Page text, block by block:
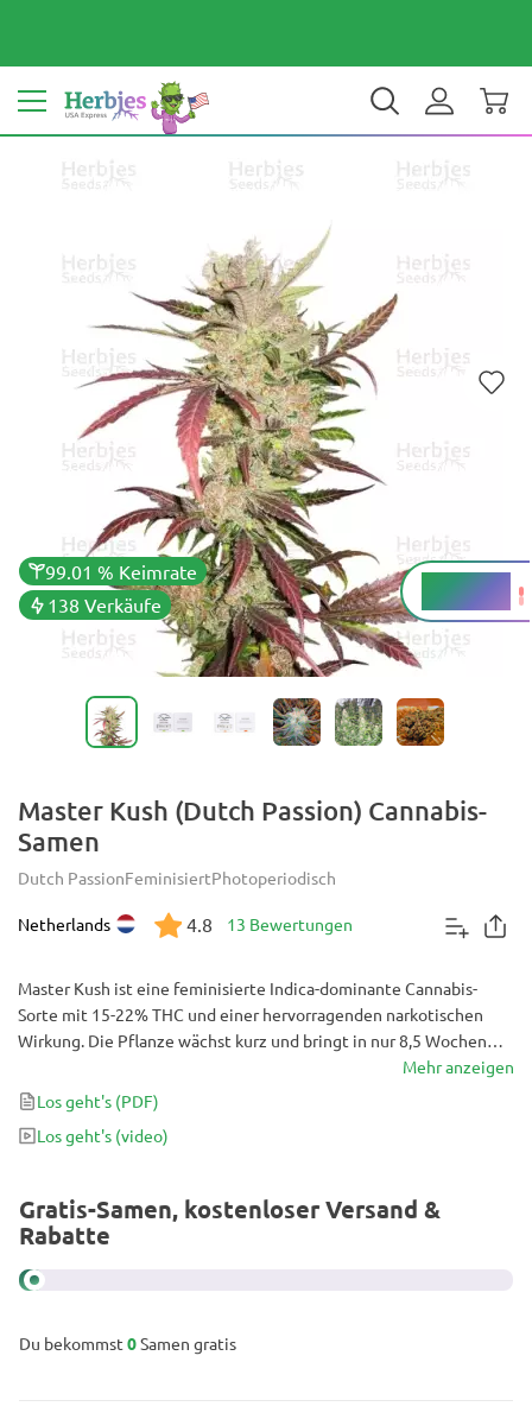
Dein Land: Vereinigte Staaten $ USD DE
99.01 % Keimrate
138 Verkäufe
15 - 18 %
THC
Master Kush (Dutch Passion) Cannabis-
Samen
Dutch PassionFeminisiertPhotoperiodisch
Netherlands 4.8 13 Bewertungen
Master Kush ist eine feminisierte Indica-dominante Cannabis-
Sorte mit 15-22% THC und einer hervorragenden narkotischen
Wirkung. Die Pflanze wächst kurz und bringt in nur 8,5 Wochen
Blüte L-Erträge. Schimmelempfindlich, erfordert es eine
Feuchtigkeitskontrolle, aber die Auszahlung erfolgt im
Geschmack einer süßen Mischung aus Erde, Zitrusfrüchten und
Zitrone, die nicht unbemerkt bleibt.
Mehr anzeigen
Los geht's (PDF)
Los geht's (video)
Gratis-Samen, kostenloser Versand &
Rabatte
Du bekommst 0Samen gratis